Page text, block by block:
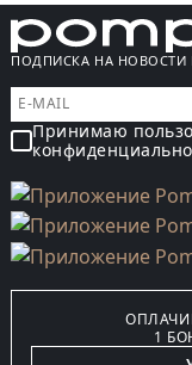
ПОДПИСКА НА НОВОСТИ
Принимаю
1